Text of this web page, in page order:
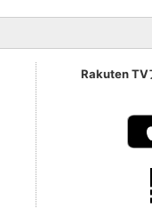
Rakuten TV